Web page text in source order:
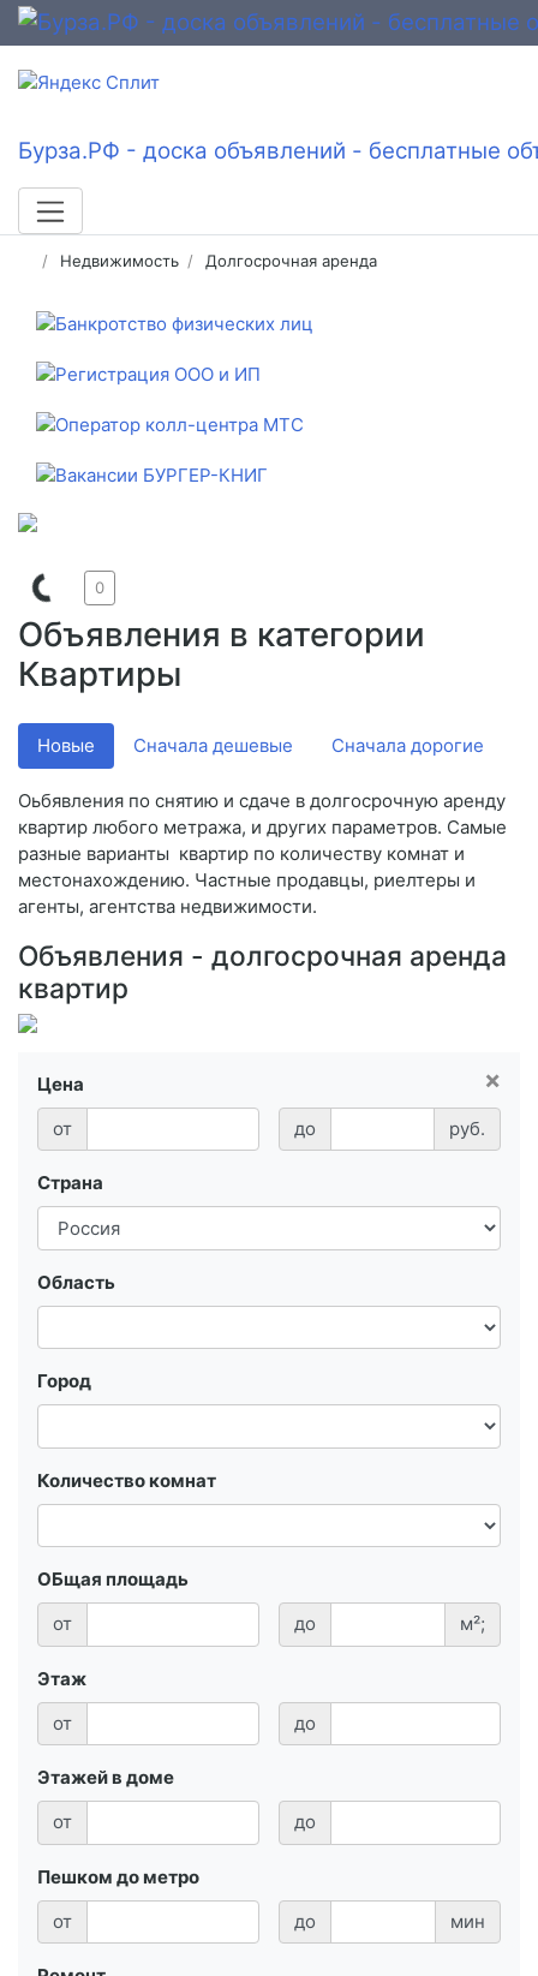
Бурза.РФ - доска объявлений - бесплатные
Недвижимость Долгосрочная аренда
Объявления в категории
Квартиры
0
Новые Сначала дешевые Сначала дорогие
Оьбявления по снятию и сдаче в долгосрочную аренду
квартир любого метража, и других параметров. Самые
разные варианты квартир по количеству комнат и
местонахождению. Частные продавцы, риелтеры и
агенты, агентства недвижимости.
Объявления - долгосрочная аренда
квартир
×
Цена
от
до руб.
Страна
Область
Город
Количество комнат
ОБщая площадь
от
до м²;
Этаж
от
до
Этажей в доме
от
до
Пешком до метро
от
до мин